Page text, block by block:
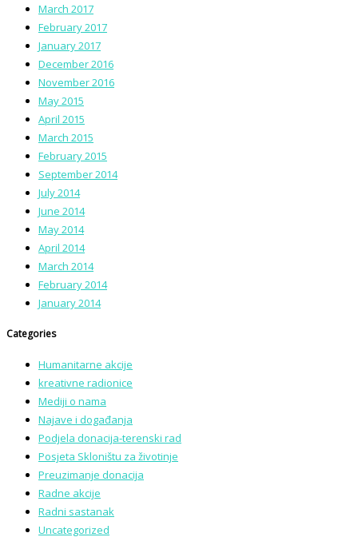
March 2017
February 2017
January 2017
December 2016
November 2016
May 2015
April 2015
March 2015
February 2015
September 2014
July 2014
June 2014
May 2014
April 2014
March 2014
February 2014
January 2014
Categories
Humanitarne akcije
kreativne radionice
Mediji o nama
Najave i događanja
Podjela donacija-terenski rad
Posjeta Skloništu za životinje
Preuzimanje donacija
Radne akcije
Radni sastanak
Uncategorized